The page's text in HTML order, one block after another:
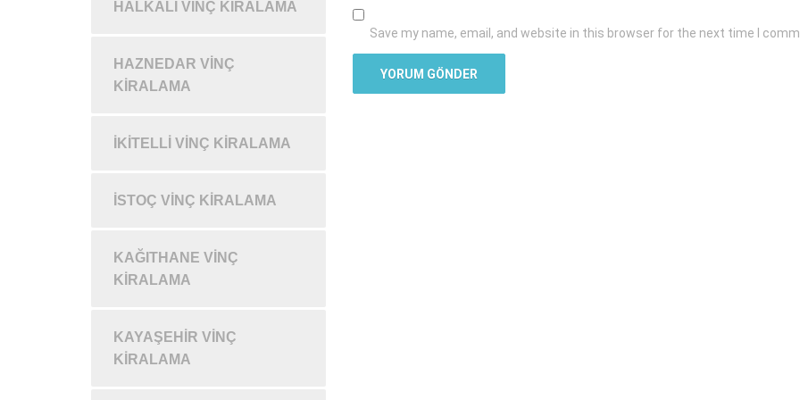
Save my name, email, and website in this browser for the next time I
HALKALI VINÇ KIRALAMA
HAZNEDAR VINÇ
KIRALAMA
İKITELLI VINÇ KIRALAMA
İSTOÇ VINÇ KIRALAMA
KAĞITHANE VINÇ
KIRALAMA
KAYAŞEHIR VINÇ
KIRALAMA